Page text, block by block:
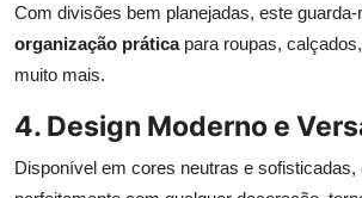
Com divisões bem planejadas, este
organização práticapara roupas,
muito mais.
4. Design Moderno e
Disponível em cores neutras e sofisticadas,